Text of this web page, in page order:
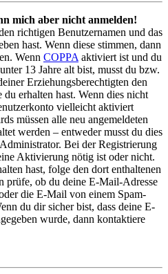
mich aber nicht anmelden!
richtigen Benutzernamen und das
hast. Wenn diese stimmen, dann
Wenn COPPA aktiviert ist und du
13 Jahre alt bist, musst du bzw.
Erziehungsberechtigten den
erhalten hast. Wenn dies nicht
vielleicht aktiviert
müssen alle neu angemeldeten
werden – entweder musst du dies
Bei der Registrierung
Aktivierung nötig ist oder nicht.
hast, folge den dort enthaltenen
prüfe, ob du deine E-Mail-Adresse
die E-Mail von einem Spam-
du dir sicher bist, dass deine E-
wurde, dann kontaktiere